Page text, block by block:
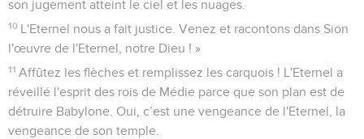
son jugement atteint le ciel et les nuages.
10 L'Eternel nous a fait justice. Venez et racontons dans Sion
l'œuvre de l'Eternel, notre Dieu ! »
11 Affûtez les flèches et remplissez les carquois ! L'Eternel a
réveillé l'esprit des rois de Médie parce que son plan est de
détruire Babylone. Oui, c’est une vengeance de l'Eternel, la
vengeance de son temple.